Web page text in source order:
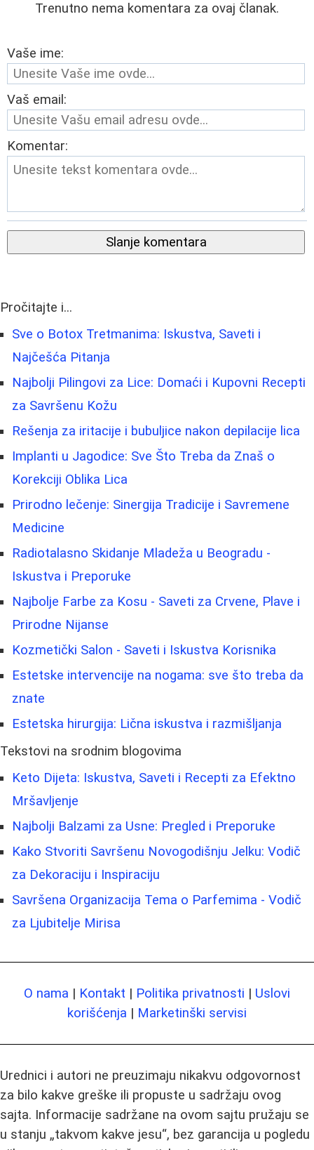
Trenutno nema komentara za ovaj članak.
Vaše ime:
Vaš email:
Komentar:
Slanje komentara
Pročitajte i...
Sve o Botox Tretmanima: Iskustva, Saveti i
Najčešća Pitanja
Najbolji Pilingovi za Lice: Domaći i Kupovni Recepti
za Savršenu Kožu
Rešenja za iritacije i bubuljice nakon depilacije lica
Implanti u Jagodice: Sve Što Treba da Znaš o
Korekciji Oblika Lica
Prirodno lečenje: Sinergija Tradicije i Savremene
Medicine
Radiotalasno Skidanje Mladeža u Beogradu -
Iskustva i Preporuke
Najbolje Farbe za Kosu - Saveti za Crvene, Plave i
Prirodne Nijanse
Kozmetički Salon - Saveti i Iskustva Korisnika
Estetske intervencije na nogama: sve što treba da
znate
Estetska hirurgija: Lična iskustva i razmišljanja
Tekstovi na srodnim blogovima
Keto Dijeta: Iskustva, Saveti i Recepti za Efektno
Mršavljenje
Najbolji Balzami za Usne: Pregled i Preporuke
Kako Stvoriti Savršenu Novogodišnju Jelku: Vodič
za Dekoraciju i Inspiraciju
Savršena Organizacija Tema o Parfemima - Vodič
za Ljubitelje Mirisa
O nama | Kontakt | Politika privatnosti | Uslovi
korišćenja | Marketinški servisi
Urednici i autori ne preuzimaju nikakvu odgovornost
za bilo kakve greške ili propuste u sadržaju ovog
sajta. Informacije sadržane na ovom sajtu pružaju se
u stanju „takvom kakve jesu“, bez garancija u pogledu